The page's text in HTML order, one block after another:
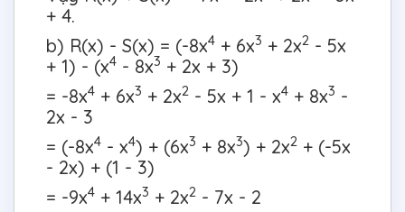
+ 4.
b) R(x) - S(x) = (-8x4 + 6x3 + 2x2 - 5x
+ 1) - (x4 - 8x3 + 2x + 3)
= -8x4 + 6x3 + 2x2 - 5x + 1 - x4 + 8x3 -
2x - 3
= (-8x4 - x4) + (6x3 + 8x3) + 2x2 + (-5x
- 2x) + (1 - 3)
= -9x4 + 14x3 + 2x2 - 7x - 2